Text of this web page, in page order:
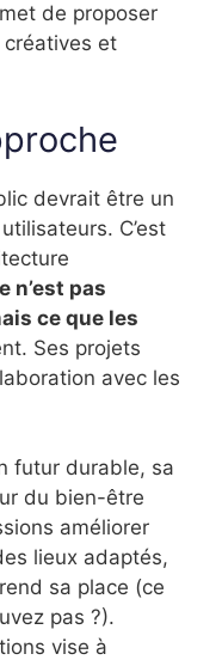
de proposer
et
devrait être un
C’est
n’est pas
ce que les
Ses projets
avec les
futur durable, sa
du bien-être
améliorer
lieux adaptés,
sa place (ce
pas ?).
vise à